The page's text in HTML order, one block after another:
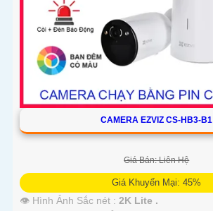
CAMERA EZVIZ CS-HB3-B1
Giá Bán: Liên Hệ
Giá Khuyến Mại: 45%
👁 Hình Ảnh Sắc nét : 2K Lite .